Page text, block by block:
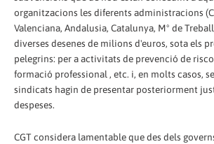
organitzacions les diferents administracions
Valenciana, Andalusia, Catalunya, Mº de
diverses desenes de milions d'euros, sota els
pelegrins: per a activitats de prevenció de
formació professional , etc. i, en molts casos,
sindicats hagin de presentar posteriorment
despeses.
CGT considera lamentable que des dels